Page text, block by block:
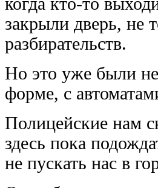
закрыли дверь, не
разбирательств.
Но это уже были
форме, с
Полицейские нам
здесь пока
не пускать нас в